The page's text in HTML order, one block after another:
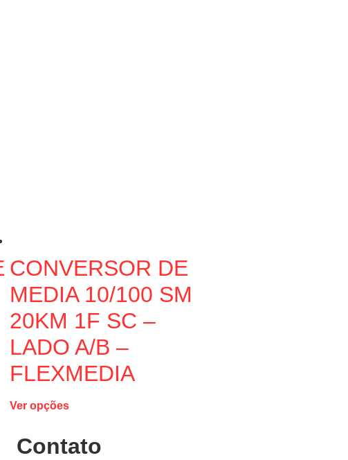
CONVERSOR DE
MEDIA 10/100 SM
20KM 1F SC –
LADO A/B –
FLEXMEDIA
Ver opções
Contato